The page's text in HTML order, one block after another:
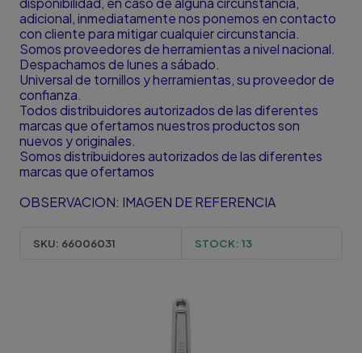
adicional, inmediatamente nos ponemos en contacto
con cliente para mitigar cualquier circunstancia.
Somos proveedores de herramientas a nivel nacional.
Despachamos de lunes a sábado.
Universal de tornillos y herramientas, su proveedor de
confianza.
Todos distribuidores autorizados de las diferentes
marcas que ofertamos nuestros productos son
nuevos y originales.
Somos distribuidores autorizados de las diferentes
marcas que ofertamos
OBSERVACION: IMAGEN DE REFERENCIA
SKU: 66006031 STOCK: 13